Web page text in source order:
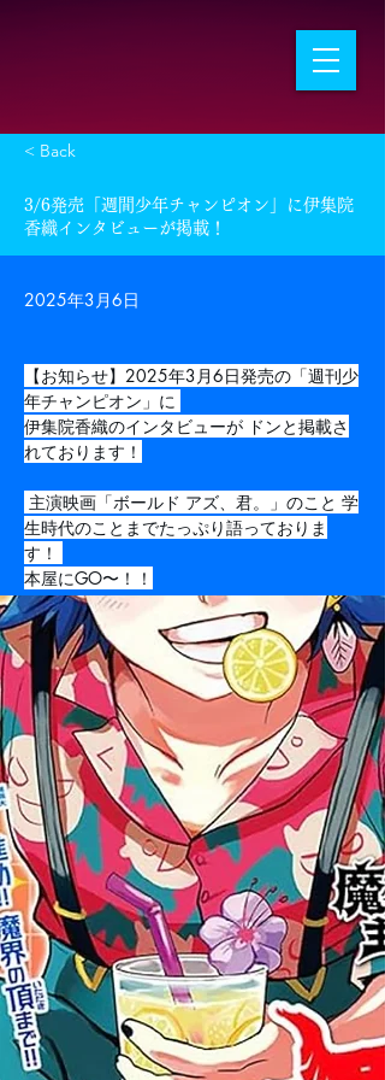
< Back
3/6発売「週間少年チャンピオン」に伊集院
香織インタビューが掲載！
2025年3月6日
Previous
【お知らせ】2025年3月6日発売の「週刊少
年チャンピオン」に
伊集院香織のインタビューが ドンと掲載さ
れております！
生時代のことまでたっぷり語っておりま
す！
本屋にGO〜！！